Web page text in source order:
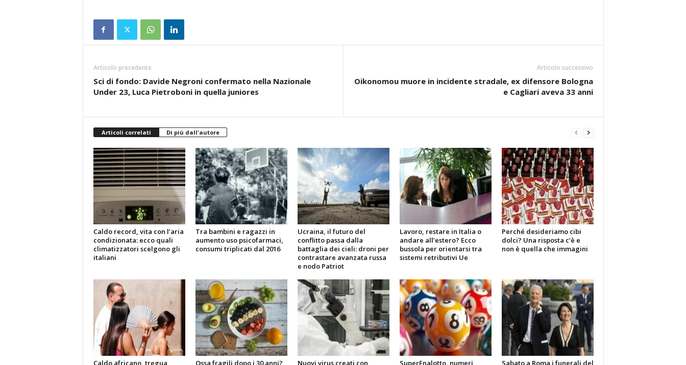
Articolo precedente
Sci di fondo: Davide Negroni confermato nella Nazionale
Under 23, Luca Pietroboni in quella juniores
Articolo successivo
Oikonomou muore in incidente stradale, ex difensore Bologna
e Cagliari aveva 33 anni
Articoli correlati Di più dall'autore
Caldo record, vita con l’aria
condizionata: ecco quali
climatizzatori scelgono gli
italiani
Tra bambini e ragazzi in
aumento uso psicofarmaci,
consumi triplicati dal 2016
Ucraina, il futuro del
conflitto passa dalla
battaglia dei cieli: droni per
contrastare avanzata russa
e nodo Patriot
Lavoro, restare in Italia o
andare all’estero? Ecco
bussola per orientarsi tra
sistemi retributivi Ue
Perché desideriamo cibi
dolci? Una risposta c’è e
non è quella che immagini
Caldo africano, tregua
Ossa fragili dopo i 30 anni?
Nuovi virus creati con
SuperEnalotto, numeri
Sabato a Roma i funerali del